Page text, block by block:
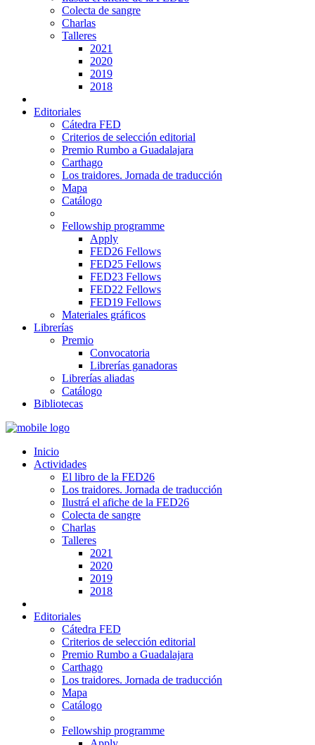
Colecta de sangre
Charlas
Talleres
2021
2020
2019
2018
Editoriales
Cátedra FED
Criterios de selección editorial
Premio Rumbo a Guadalajara
Carthago
Los traidores. Jornada de traducción
Mapa
Catálogo
Fellowship programme
Apply
FED26 Fellows
FED25 Fellows
FED23 Fellows
FED22 Fellows
FED19 Fellows
Materiales gráficos
Librerías
Premio
Convocatoria
Librerías ganadoras
Librerías aliadas
Catálogo
Bibliotecas
Inicio
Actividades
El libro de la FED26
Los traidores. Jornada de traducción
Ilustrá el afiche de la FED26
Colecta de sangre
Charlas
Talleres
2021
2020
2019
2018
Editoriales
Cátedra FED
Criterios de selección editorial
Premio Rumbo a Guadalajara
Carthago
Los traidores. Jornada de traducción
Mapa
Catálogo
Fellowship programme